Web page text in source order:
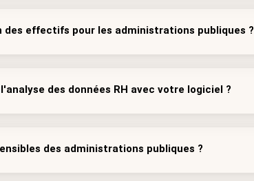
effectifs pour les administrations publiques ?
des données RH avec votre logiciel ?
des administrations publiques ?